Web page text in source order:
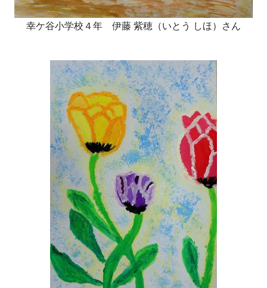
幸ケ谷小学校４年 伊藤 紫穂（いとう しほ）さん